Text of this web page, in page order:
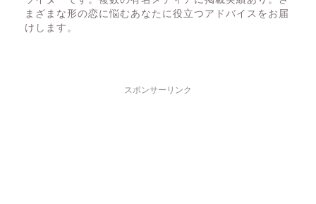
まざまな形の恋に悩むあなたに役立つアドバイスをお届
けします。
スポンサーリンク